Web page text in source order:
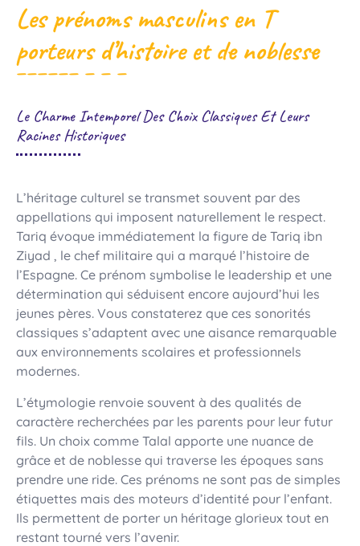
Les prénoms masculins en T
porteurs d’histoire et de noblesse
Le Charme Intemporel Des Choix Classiques Et Leurs
Racines Historiques
L’héritage culturel se transmet souvent par des
appellations qui imposent naturellement le respect.
Tariq évoque immédiatement la figure de Tariq ibn
Ziyad , le chef militaire qui a marqué l’histoire de
l’Espagne. Ce prénom symbolise le leadership et une
détermination qui séduisent encore aujourd’hui les
jeunes pères. Vous constaterez que ces sonorités
classiques s’adaptent avec une aisance remarquable
aux environnements scolaires et professionnels
modernes.
L’étymologie renvoie souvent à des qualités de
caractère recherchées par les parents pour leur futur
fils. Un choix comme Talal apporte une nuance de
grâce et de noblesse qui traverse les époques sans
prendre une ride. Ces prénoms ne sont pas de simples
étiquettes mais des moteurs d’identité pour l’enfant.
Ils permettent de porter un héritage glorieux tout en
restant tourné vers l’avenir.